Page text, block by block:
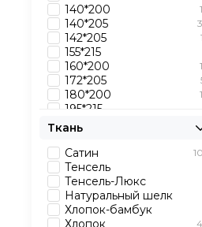
140*200
140*205
142*205
155*215
160*200
172*205
180*200
195*215
200*200
220*200
240*200
45*45
60*120
60*140
60*60
Ткань
Сатин
Тенсель
Тенсель-Люкс
Натуральный шелк
Хлопок-бамбук
Хлопок